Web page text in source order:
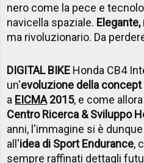
nero come la pece e
navicella spaziale.
ma rivoluzionario. Da
DIGITAL BIKE Honda CB4
un'evoluzione della concept
a EICMA2015, e come
Centro Ricerca & Sviluppo
anni, l'immagine si è
all'idea di Sport Endurance,
sempre raffinati dettagli